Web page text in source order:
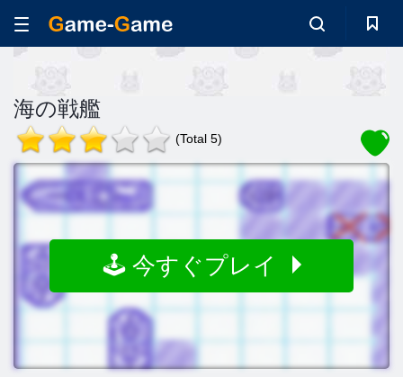
海の戦艦
(Total 5)
🕹️ 今すぐプレイ